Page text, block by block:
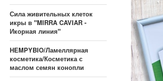
Сила живительных клеток
икры в "MIRRA CAVIAR -
Икорная линия"
HEMPYBIO/Ламеллярная
косметика/Косметика с
маслом семян конопли